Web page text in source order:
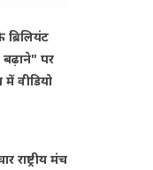
ब्रिलियंट
पर
में वीडियो
राष्ट्रीय मंच